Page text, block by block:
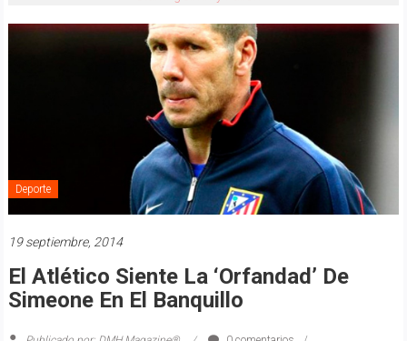
Deporte
19 septiembre, 2014
El Atlético Siente La ‘orfandad’ De
Simeone En El Banquillo